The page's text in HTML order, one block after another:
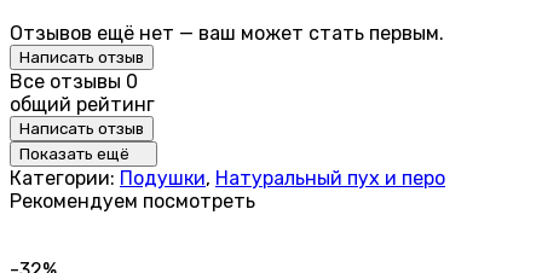
Отзывов ещё нет — ваш может стать первым.
Написать отзыв
Все отзывы 0
общий рейтинг
Написать отзыв
Показать ещё
Категории: Подушки, Натуральный пух и перо
Рекомендуем посмотреть